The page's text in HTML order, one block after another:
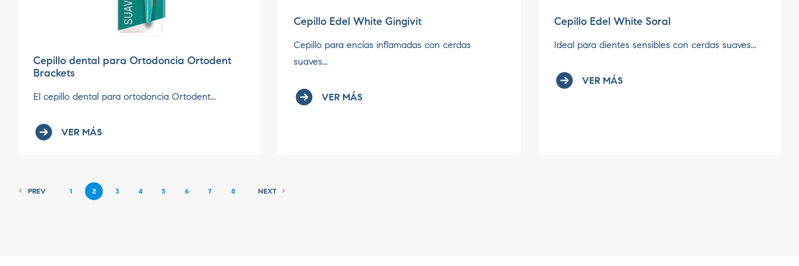
Cepillo dental para Ortodoncia Ortodent
Brackets
El cepillo dental para ortodoncia Ortodent...
VER MÁS
Cepillo Edel White Gingivit
Cepillo para encías inflamadas con cerdas
suaves...
VER MÁS
Cepillo Edel White Soral
Ideal para dientes sensibles con cerdas suaves...
VER MÁS
PREV 1 2 3 4 5 6 7 8 NEXT